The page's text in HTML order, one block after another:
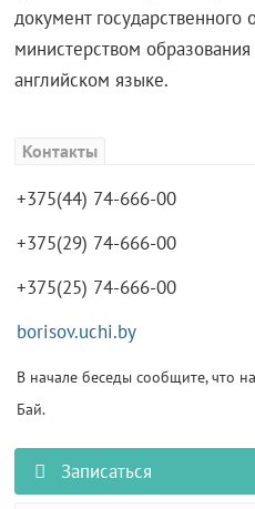
документ
министерством
английском языке.
Контакты
+375(44) 74-666-00
+375(29) 74-666-00
+375(25) 74-666-00
borisov.uchi.by
В начале беседы сообщите, что
Бай.
Записаться